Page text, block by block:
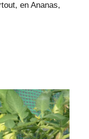
en Ananas,